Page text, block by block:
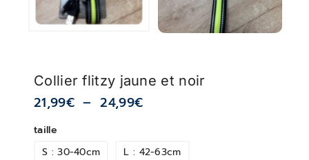
Collier flitzy jaune et noir
21,99€ – 24,99€
taille
S : 30-40cm
L : 42-63cm